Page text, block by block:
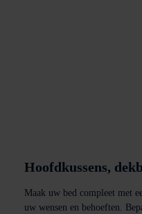
Hoofdkussens,
Maak uw bed compleet met
uw wensen en behoeften.